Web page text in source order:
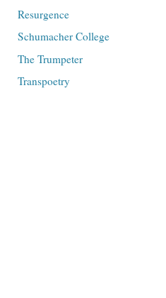
Resurgence
Schumacher College
The Trumpeter
Transpoetry